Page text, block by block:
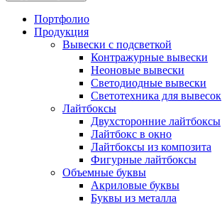
Портфолио
Продукция
Вывески с подсветкой
Контражурные вывески
Неоновые вывески
Светодиодные вывески
Светотехника для вывесок
Лайтбоксы
Двухсторонние лайтбоксы
Лайтбокс в окно
Лайтбоксы из композита
Фигурные лайтбоксы
Объемные буквы
Акриловые буквы
Буквы из металла